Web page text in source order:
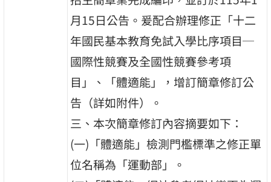
月15日公告。爰配合辦理修正「十二
年國民基本教育免試入學比序項目─
國際性競賽及全國性競賽參考項
目」、「體適能」，增訂簡章修訂公
告（詳如附件）。
三、本次簡章修訂內容摘要如下：
(一)「體適能」檢測門檻標準之修正單
位名稱為「運動部」。